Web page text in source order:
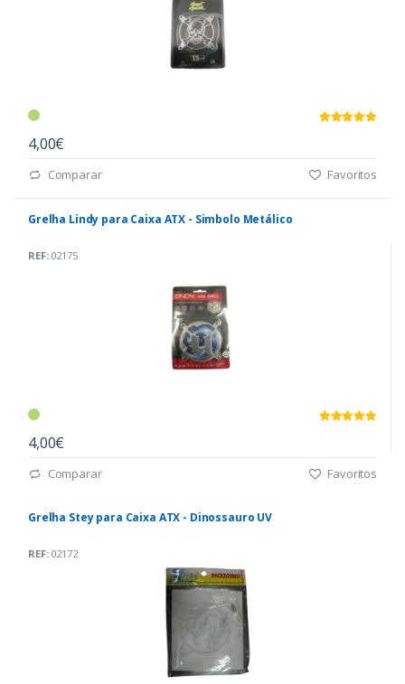
4,00€
Comparar Favoritos
Grelha Lindy para Caixa ATX - Simbolo Metálico
REF:02175
4,00€
Comparar Favoritos
Grelha Stey para Caixa ATX - Dinossauro UV
REF:02172